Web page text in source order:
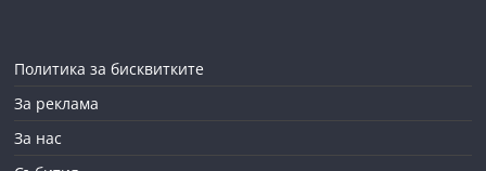
Политика за бисквитките
За реклама
За нас